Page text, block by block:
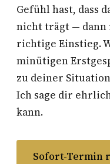
Gefühl hast, dass
nicht trägt — dann
richtige Einstieg.
minütigen
zu deiner
Ich sage dir
kann.
Sofort-Termin